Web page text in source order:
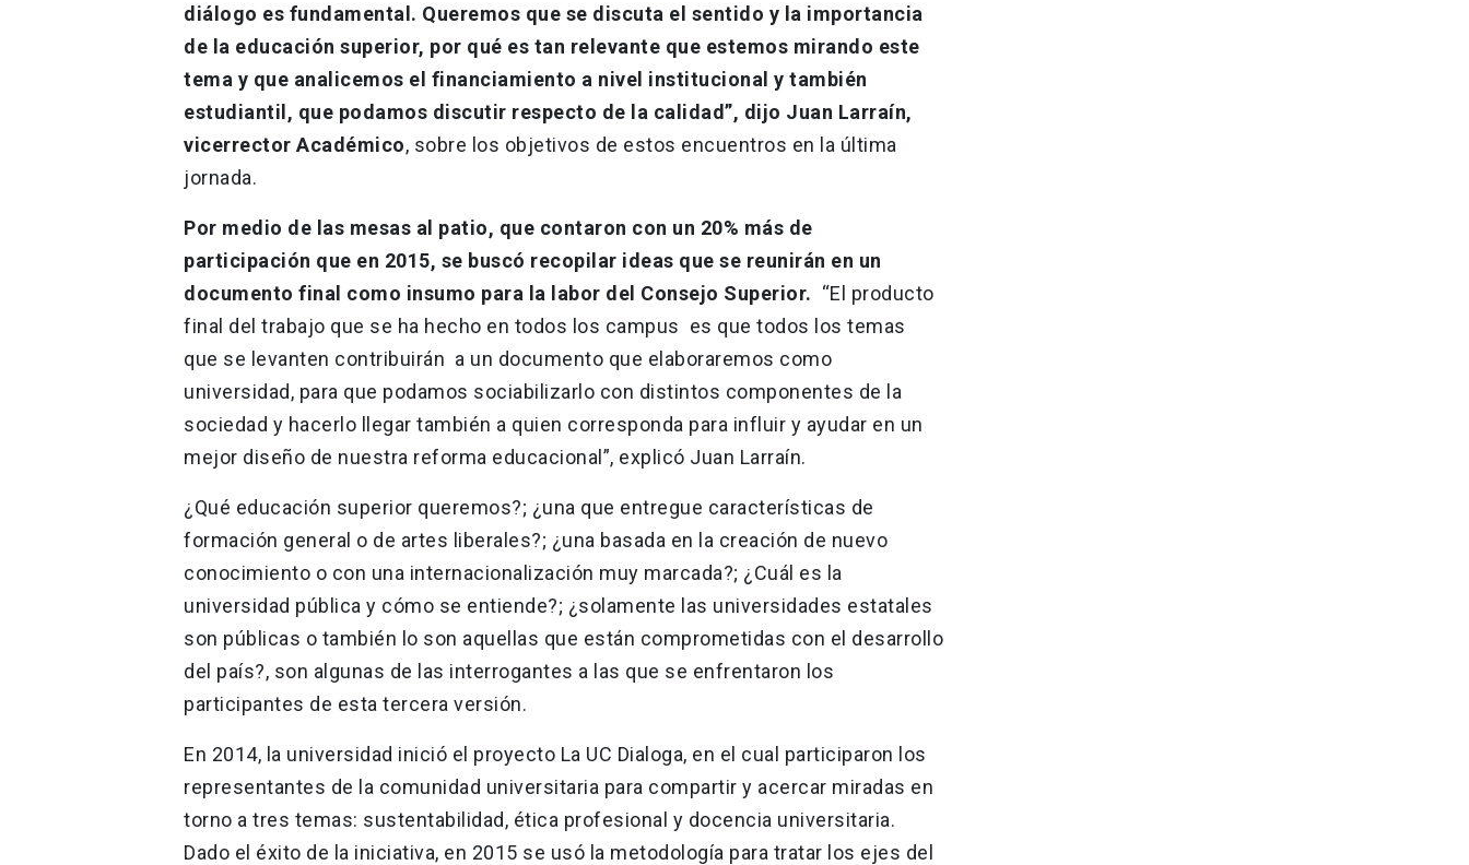
diálogo es fundamental. Queremos que se discuta el sentido y la importancia
de la educación superior, por qué es tan relevante que estemos mirando este
tema y que analicemos el financiamiento a nivel institucional y también
estudiantil, que podamos discutir respecto de la calidad”, dijo Juan Larraín,
vicerrector Académico, sobre los objetivos de estos encuentros en la última
jornada.
Por medio de las mesas al patio, que contaron con un 20% más de
participación que en 2015, se buscó recopilar ideas que se reunirán en un
documento final como insumo para la labor del Consejo Superior. “El producto
final del trabajo que se ha hecho en todos los campus es que todos los temas
que se levanten contribuirán a un documento que elaboraremos como
universidad, para que podamos sociabilizarlo con distintos componentes de la
sociedad y hacerlo llegar también a quien corresponda para influir y ayudar en un
mejor diseño de nuestra reforma educacional”, explicó Juan Larraín.
¿Qué educación superior queremos?; ¿una que entregue características de
formación general o de artes liberales?; ¿una basada en la creación de nuevo
conocimiento o con una internacionalización muy marcada?; ¿Cuál es la
universidad pública y cómo se entiende?; ¿solamente las universidades estatales
son públicas o también lo son aquellas que están comprometidas con el desarrollo
del país?, son algunas de las interrogantes a las que se enfrentaron los
participantes de esta tercera versión.
En 2014, la universidad inició el proyecto La UC Dialoga, en el cual participaron los
representantes de la comunidad universitaria para compartir y acercar miradas en
torno a tres temas: sustentabilidad, ética profesional y docencia universitaria.
Dado el éxito de la iniciativa, en 2015 se usó la metodología para tratar los ejes del